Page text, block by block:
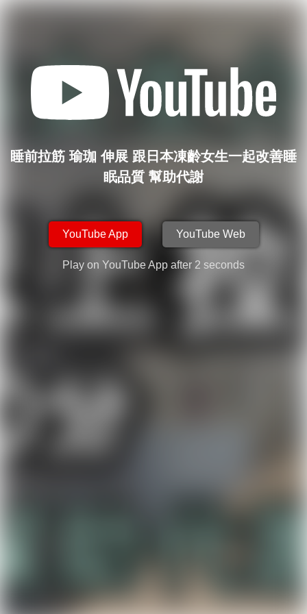
睡前拉筋 瑜珈 伸展 跟日本凍齡女生一起改善睡
眠品質 幫助代謝
YouTube App YouTube Web
Play on YouTube App after 2 seconds